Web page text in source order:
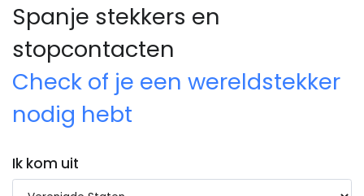
Spanje stekkers en
stopcontacten
Check of je een wereldstekker
nodig hebt
Ik kom uit